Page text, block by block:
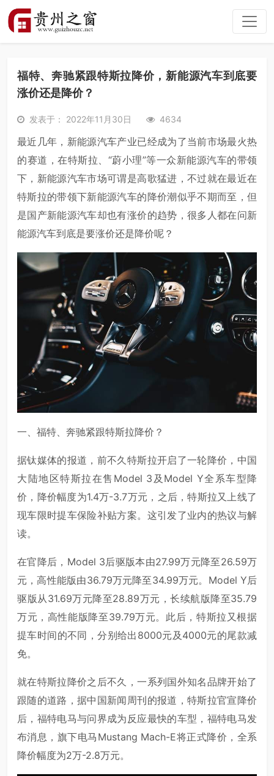
福特、奔驰紧跟特斯拉降价，新能源汽车到底要
涨价还是降价？
发表于： 2022年11月30日 4634
最近几年，新能源汽车产业已经成为了当前市场最火热
的赛道，在特斯拉、“蔚小理”等一众新能源汽车的带领
下，新能源汽车市场可谓是高歌猛进，不过就在最近在
特斯拉的带领下新能源汽车的降价潮似乎不期而至，但
是国产新能源汽车却也有涨价的趋势，很多人都在问新
能源汽车到底是要涨价还是降价呢？
一、福特、奔驰紧跟特斯拉降价？
据钛媒体的报道，前不久特斯拉开启了一轮降价，中国
大陆地区特斯拉在售Model 3及Model Y全系车型降
价，降价幅度为1.4万-3.7万元，之后，特斯拉又上线了
现车限时提车保险补贴方案。这引发了业内的热议与解
读。
在官降后，Model 3后驱版本由27.99万元降至26.59万
元，高性能版由36.79万元降至34.99万元。Model Y后
驱版从31.69万元降至28.89万元，长续航版降至35.79
万元，高性能版降至39.79万元。此后，特斯拉又根据
提车时间的不同，分别给出8000元及4000元的尾款减
免。
就在特斯拉降价之后不久，一系列国外知名品牌开始了
跟随的道路，据中国新闻周刊的报道，特斯拉官宣降价
后，福特电马与问界成为反应最快的车型，福特电马发
布消息，旗下电马Mustang Mach-E将正式降价，全系
降价幅度为2万-2.8万元。